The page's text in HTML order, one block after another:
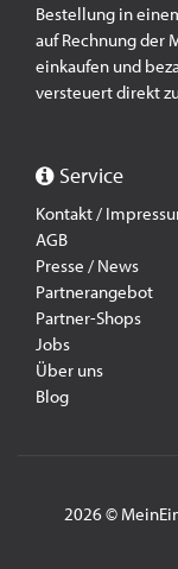
Bestellung in
auf Rechnung der
einkaufen und
versteuert direkt
Service
Kontakt /
AGB
Presse / News
Partnerangebot
Partner-Shops
Jobs
Über uns
Blog
2026 ©